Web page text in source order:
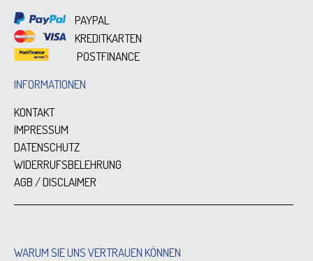
PAYPAL
KREDITKARTEN
POSTFINANCE
INFORMATIONEN
KONTAKT
IMPRESSUM
DATENSCHUTZ
WIDERRUFSBELEHRUNG
AGB / DISCLAIMER
WARUM SIE UNS VERTRAUEN KÖNNEN